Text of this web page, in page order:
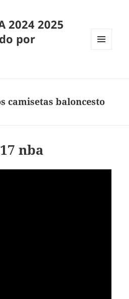
2024 2025
por
camisetas baloncesto
nba